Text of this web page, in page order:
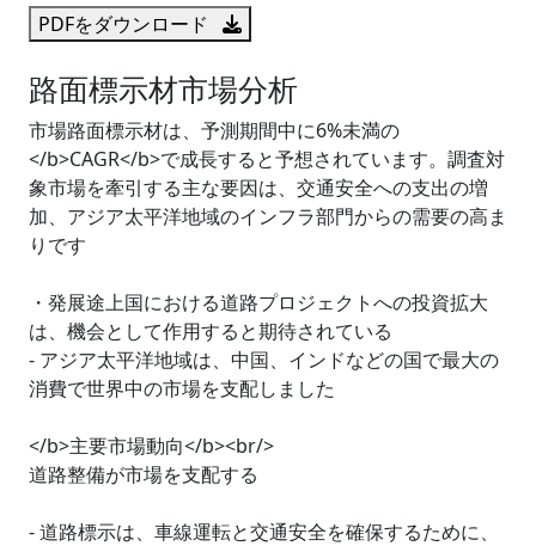
PDFをダウンロード
路面標示材市場分析
市場路面標示材は、予測期間中に6%未満の
</b>CAGR</b>で成長すると予想されています。調査対
象市場を牽引する主な要因は、交通安全への支出の増
加、アジア太平洋地域のインフラ部門からの需要の高ま
りです
・発展途上国における道路プロジェクトへの投資拡大
は、機会として作用すると期待されている
- アジア太平洋地域は、中国、インドなどの国で最大の
消費で世界中の市場を支配しました
</b>主要市場動向</b><br/>
道路整備が市場を支配する
- 道路標示は、車線運転と交通安全を確保するために、